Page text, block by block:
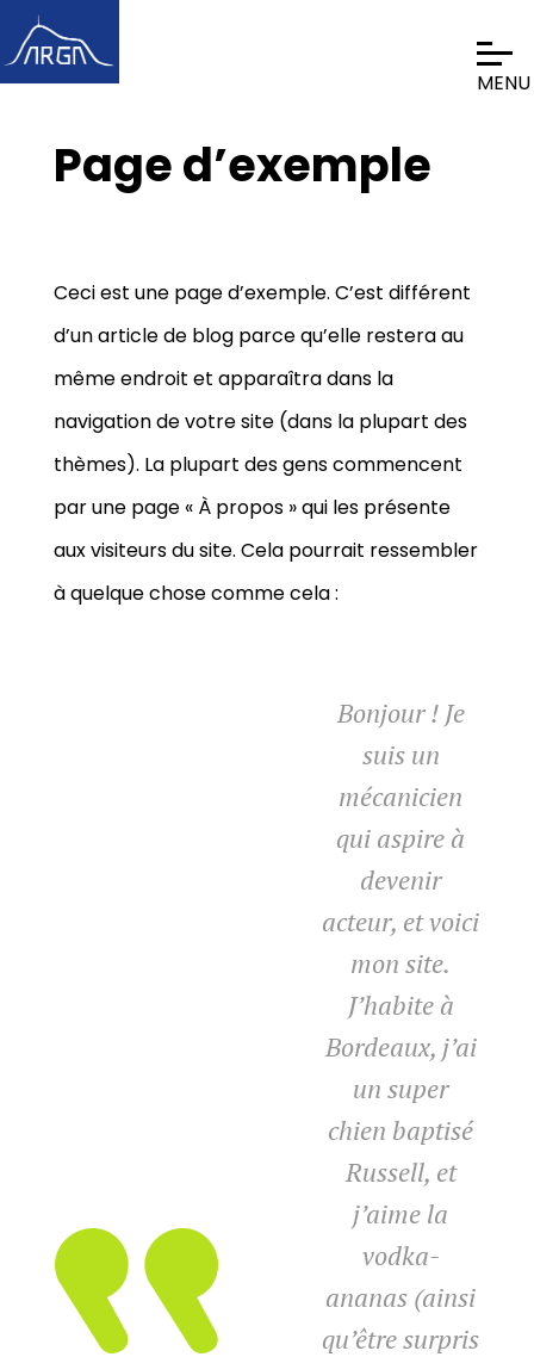
Page d’exemple
Ceci est une page d’exemple. C’est différent
d’un article de blog parce qu’elle restera au
même endroit et apparaîtra dans la
navigation de votre site (dans la plupart des
thèmes). La plupart des gens commencent
par une page « À propos » qui les présente
aux visiteurs du site. Cela pourrait ressembler
à quelque chose comme cela :
Bonjour ! Je
suis un
mécanicien
qui aspire à
devenir
acteur, et voici
mon site.
J’habite à
Bordeaux, j’ai
un super
chien baptisé
Russell, et
j’aime la
vodka-
ananas (ainsi
qu’être surpris